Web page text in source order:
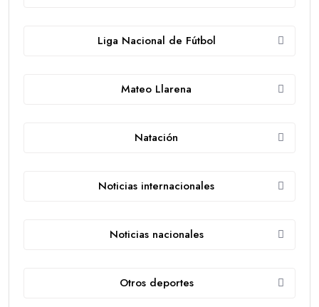
Liga Nacional de Fútbol
Mateo Llarena
Natación
Noticias internacionales
Noticias nacionales
Otros deportes